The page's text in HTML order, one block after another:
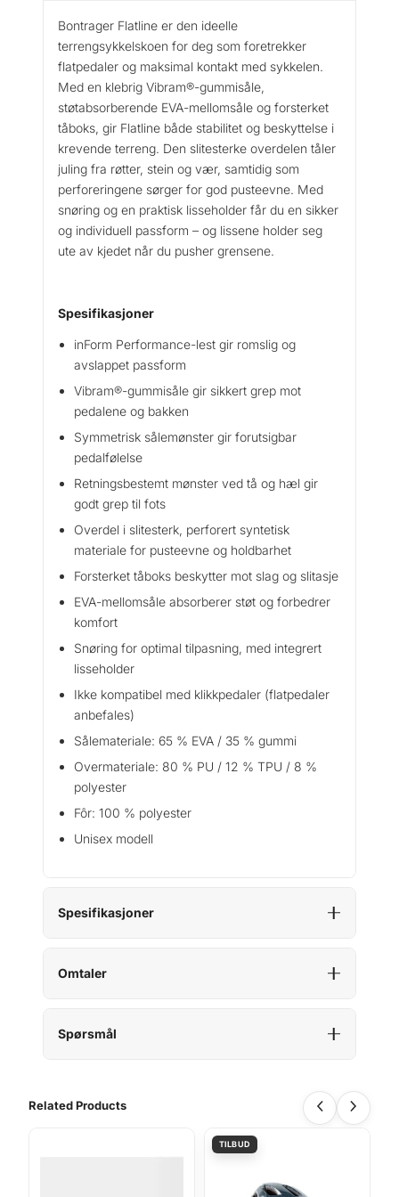
:
k
r
1
4
9
9
.
1
1
9
9
.
Bontrager Flatline er den ideelle
terrengsykkelskoen for deg som foretrekker
flatpedaler og maksimal kontakt med sykkelen.
Med en klebrig Vibram®-gummisåle,
støtabsorberende EVA-mellomsåle og forsterket
tåboks, gir Flatline både stabilitet og beskyttelse i
krevende terreng. Den slitesterke overdelen tåler
juling fra røtter, stein og vær, samtidig som
perforeringene sørger for god pusteevne. Med
snøring og en praktisk lisseholder får du en sikker
og individuell passform – og lissene holder seg
ute av kjedet når du pusher grensene.
Spesifikasjoner
inForm Performance-lest gir romslig og
avslappet passform
Vibram®-gummisåle gir sikkert grep mot
pedalene og bakken
Symmetrisk sålemønster gir forutsigbar
pedalfølelse
Retningsbestemt mønster ved tå og hæl gir
godt grep til fots
Overdel i slitesterk, perforert syntetisk
materiale for pusteevne og holdbarhet
Forsterket tåboks beskytter mot slag og slitasje
EVA-mellomsåle absorberer støt og forbedrer
komfort
Snøring for optimal tilpasning, med integrert
lisseholder
Ikke kompatibel med klikkpedaler (flatpedaler
anbefales)
Sålemateriale: 65 % EVA / 35 % gummi
Overmateriale: 80 % PU / 12 % TPU / 8 %
polyester
Fôr: 100 % polyester
Unisex modell
Spesifikasjoner
Omtaler
Spørsmål
Related Products